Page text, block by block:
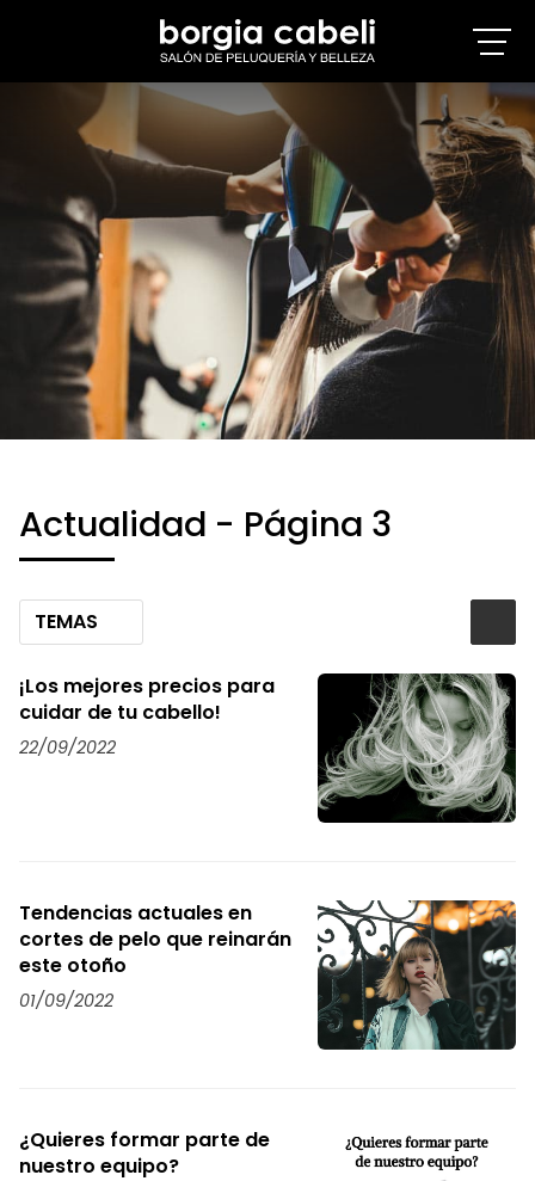
Actualidad - Página 3
TEMAS
¡Los mejores precios para
cuidar de tu cabello!
22/09/2022
Tendencias actuales en
cortes de pelo que reinarán
este otoño
01/09/2022
¿Quieres formar parte de
nuestro equipo?